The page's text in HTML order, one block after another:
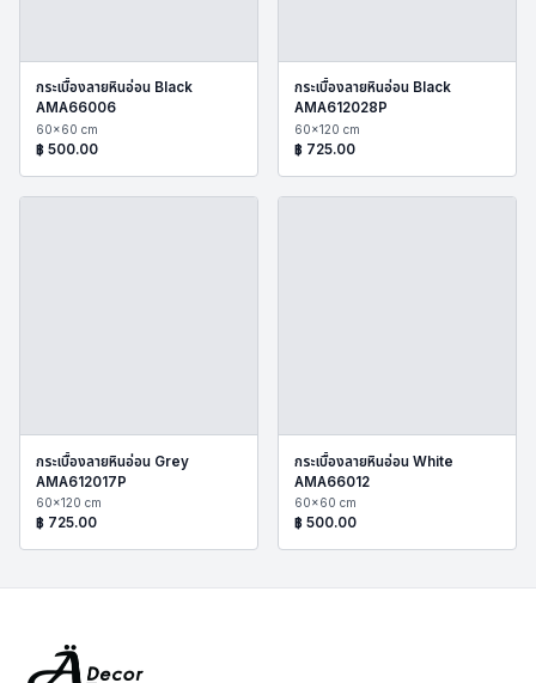
กระเบื้องลายหินอ่อน Black
AMA66006
60x60 cm
฿ 500.00
กระเบื้องลายหินอ่อน Black
AMA612028P
60x120 cm
฿ 725.00
กระเบื้องลายหินอ่อน Grey
AMA612017P
60x120 cm
฿ 725.00
กระเบื้องลายหินอ่อน White
AMA66012
60x60 cm
฿ 500.00